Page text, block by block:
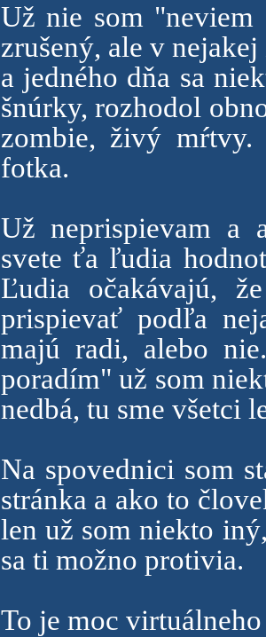
Už nie som
zrušený, ale v
a jedného dňa sa
šnúrky, rozhodol
zombie, živý mŕtvy.
fotka.
Už neprispievam a
svete ťa ľudia
Ľudia očakávajú,
prispievať podľa
majú radi, alebo
poradím" už som
nedbá, tu sme všetci
Na spovednici som
stránka a ako to
len už som niekto
sa ti možno protivia.
To je moc virtuálneho